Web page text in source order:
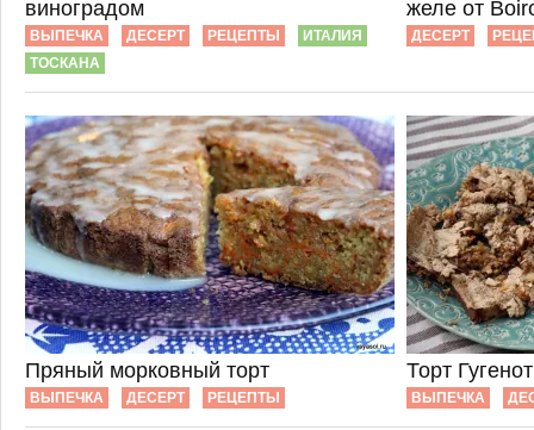
виноградом
ВЫПЕЧКА ДЕСЕРТ РЕЦЕПТЫ
ИТАЛИЯ
ТОСКАНА
желе от
ДЕСЕРТ
Пряный морковный торт
ВЫПЕЧКА ДЕСЕРТ РЕЦЕПТЫ
Торт Гугенот
ВЫПЕЧКА